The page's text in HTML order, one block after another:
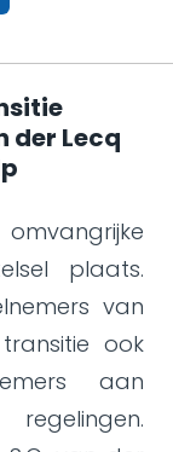
der Lecq
plaats.
van
ook
aan